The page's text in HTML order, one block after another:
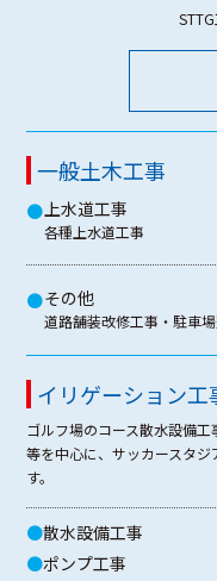
一般土木工事
● 上水道工事
各種上水道工事
●その他
道路舗装改修工事・駐車
イリゲーション工
ゴルフ場のコース散水設備
等を中心に、サッカースタ
す。
●散水設備工事
●ポンプ工事